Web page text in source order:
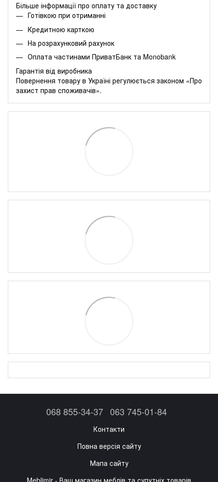
Більше інформації про оплату та доставку
Готівкою при отриманні
Кредитною карткою
На розрахунковий рахунок
Оплата частинами ПриватБанк та Monobank
Гарантія від виробника
Повернення товару в Україні регулюється законом «Про
захист прав споживачів».
068 855-34-37 063 745-01-84
Контакти
Повна версія сайту
Мапа сайту
Meblimir - Ваш магазин меблів та супутніх товарів